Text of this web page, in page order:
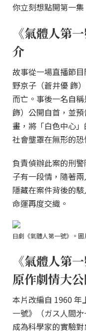
你立刻想點開第一集
《氣體人第
介
故事從一場直播節
野京子（蒼井優 飾
而亡。事後一名自
飾）公開自首，並
畫，將「白色中心
社會壟罩在無形的恐
負責偵辦此案的刑
子有一段情，隨著
隱藏在案件背後的
命運再度交織。
日劇《氣體人第一號》。
《氣體人第
原作劇情大
本片改編自 1960 年
一號》（ガス人間
成為科學家的實驗